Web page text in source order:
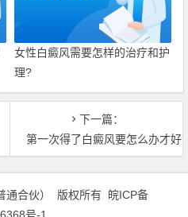
女性白癜风需要怎样的治疗和护
理?
下一篇：
第一次得了白癜风要怎么办才好
通合伙） 版权所有 皖ICP备